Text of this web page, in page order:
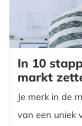
In 10
markt
Je merk in de
van een uniek